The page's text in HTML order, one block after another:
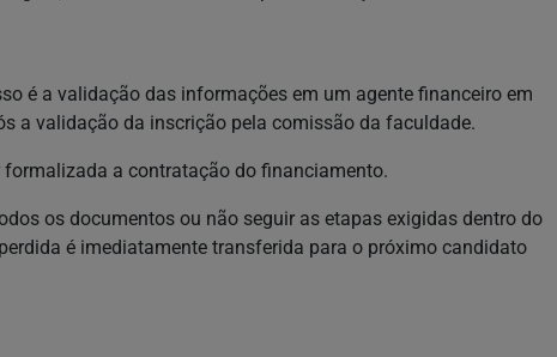
é a validação das informações em um agente financeiro em
a validação da inscrição pela comissão da faculdade.
a contratação do financiamento.
os documentos ou não seguir as etapas exigidas dentro do
é imediatamente transferida para o próximo candidato